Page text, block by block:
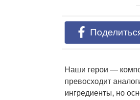
Наши герои —
превосходит
ингредиенты, но